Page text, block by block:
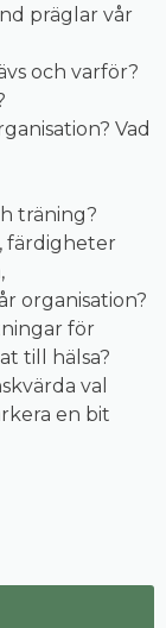
präglar vår
och varför?
Vad
träning?
färdigheter
organisation?
för
till hälsa?
val
en bit